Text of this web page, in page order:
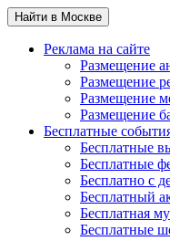
Найти в Москве
Реклама на сайте
Размещение
Размещение
Размещение
Размещение
Бесплатные
Бесплатные
Бесплатные
Бесплатно с
Бесплатный
Бесплатная
Бесплатные